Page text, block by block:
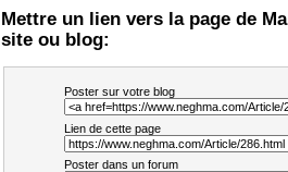
Mettre un lien vers la page de
site ou blog:
Poster sur votre blog
Lien de cette page
Poster dans un forum